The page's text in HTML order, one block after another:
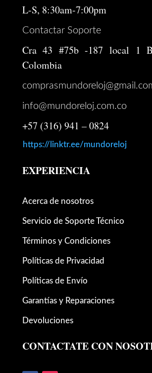
L-S, 8:30am-7:00pm
Contactar Soporte
Cra 43 #75b -187 local 1
Colombia
info@mundoreloj.com.co
+57 (316) 941 – 0824
https://linktr.ee/mundoreloj
EXPERIENCIA
Acerca de nosotros
Servicio de Soporte Técnico
Términos y Condiciones
Políticas de Privacidad
Políticas de Envío
Garantías y Reparaciones
Devoluciones
CONTACTATE CON